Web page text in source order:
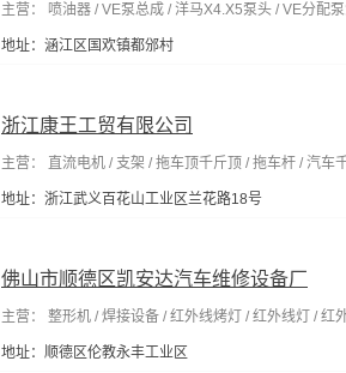
主营： 喷油器 / VE泵总成 / 洋马X4.X5泵头 / VE分配
地址：涵江区国欢镇都邠村
浙江康王工贸有限公司
主营： 直流电机 / 支架 / 拖车顶千斤顶 / 拖车杆 / 汽车
地址：浙江武义百花山工业区兰花路18号
佛山市顺德区凯安达汽车维修设备厂
主营： 整形机 / 焊接设备 / 红外线烤灯 / 红外线灯 / 红
地址：顺德区伦教永丰工业区